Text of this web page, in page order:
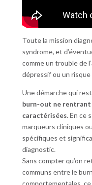
Toute la mission
syndrome, et
comme un trouble de
dépressif ou un risque
Une démarche qui
burn-out ne rentrant
caractérisées. En ce
marqueurs cliniques
spécifiques et
diagnostic.
Sans compter qu’on
communs entre le